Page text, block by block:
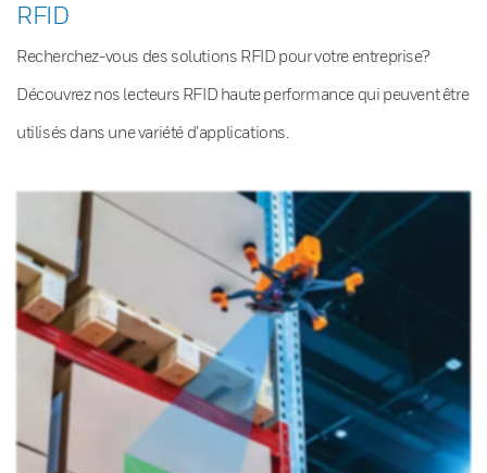
RFID
Recherchez-vous des solutions RFID pour votre entreprise?
Découvrez nos lecteurs RFID haute performance qui peuvent être
utilisés dans une variété d’applications.